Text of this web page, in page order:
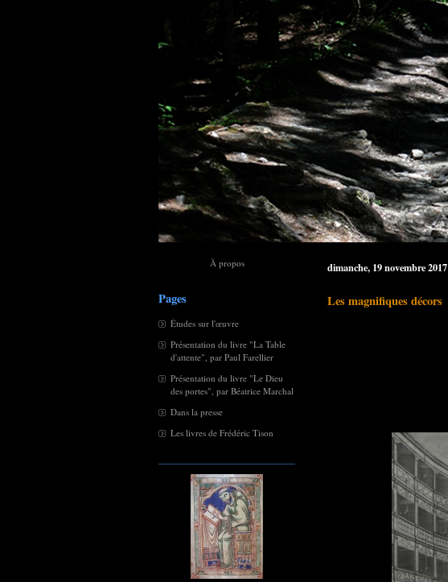
À propos
Pages
Études sur l'œuvre
Présentation du livre "La Table
d'attente", par Paul Farellier
Présentation du livre "Le Dieu
des portes", par Béatrice Marchal
Dans la presse
Les livres de Frédéric Tison
dimanche, 19 novembre 2017
Les magnifiques décors